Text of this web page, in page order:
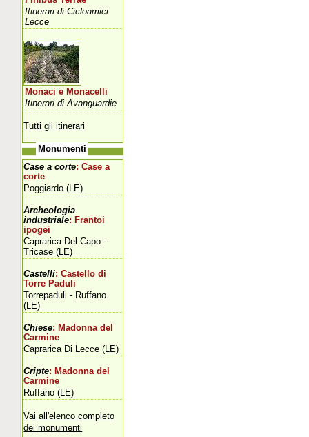
Itinerari di Cicloamici
Lecce
Monaci e Monacelli
Itinerari di Avanguardie
Tutti gli itinerari
Monumenti
Case a corte: Case a
corte
Poggiardo (LE)
Archeologia
industriale: Frantoi
ipogei
Caprarica Del Capo -
Tricase (LE)
Castelli: Castello di
Torre Paduli
Torrepaduli - Ruffano
(LE)
Chiese: Madonna del
Carmine
Caprarica Di Lecce (LE)
Cripte: Madonna del
Carmine
Ruffano (LE)
Vai all'elenco completo
dei monumenti